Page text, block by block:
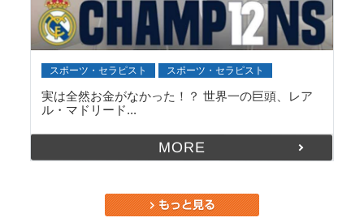
スポーツ・セラピスト スポーツ・セラピスト
実は全然お金がなかった！？ 世界一の巨頭、レア
ル・マドリード...
MORE